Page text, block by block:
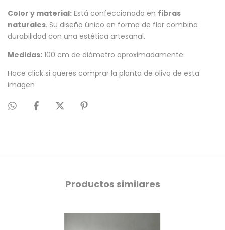
Color y material: Está confeccionada en fibras
naturales. Su diseño único en forma de flor combina
durabilidad con una estética artesanal.
Medidas: 100 cm de diámetro aproximadamente.
Hace click si queres comprar la planta de olivo de esta
imagen
Productos similares